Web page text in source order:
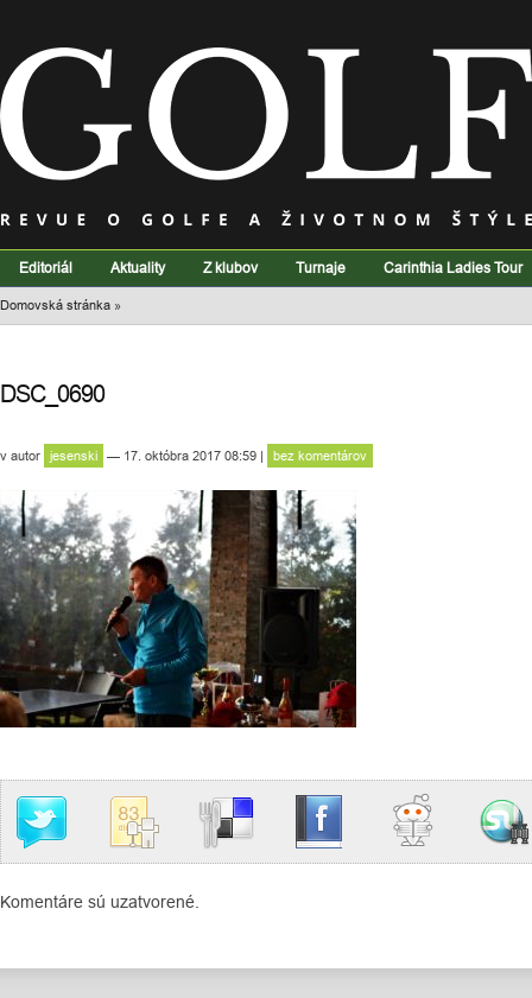
Editoriál Aktuality Z klubov Turnaje Carinthia Ladies Tour
Domovská stránka »
DSC_0690
v autor jesenski — 17. októbra 2017 08:59 | bez komentárov
Komentáre sú uzatvorené.